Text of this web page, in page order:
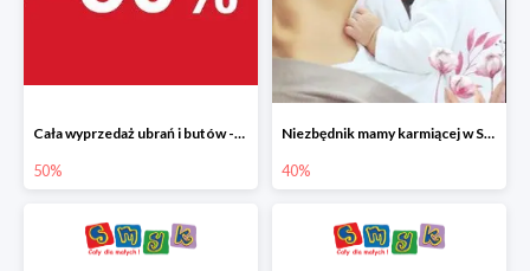
Cała wyprzedaż ubrań i butów -50%
50%
Niezbędnik mamy karmiącej w Smyku do -40%
40%